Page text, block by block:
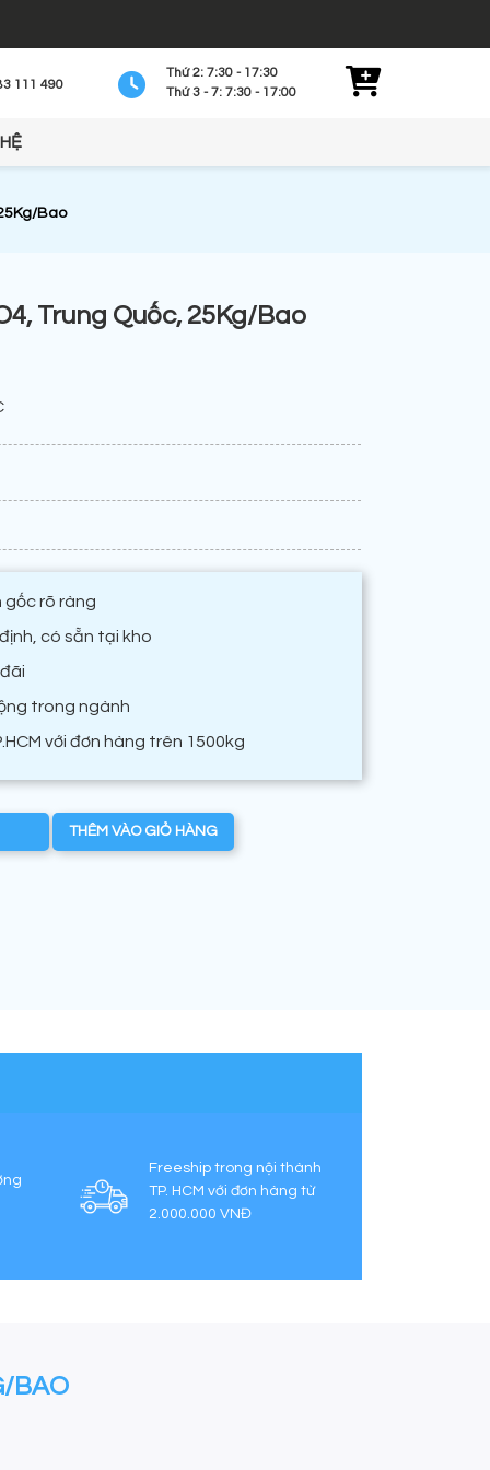
111 490
Thứ 2: 7:30 - 17:30
Thứ 3 - 7: 7:30 - 17:00
Bao
Trung Quốc, 25Kg/Bao
gốc rõ ràng
có sẵn tại kho
trong ngành
với đơn hàng trên 1500kg
THÊM VÀO GIỎ HÀNG
Freeship trong nội thành
TP. HCM với đơn hàng từ
2.000.000 VNĐ
BAO